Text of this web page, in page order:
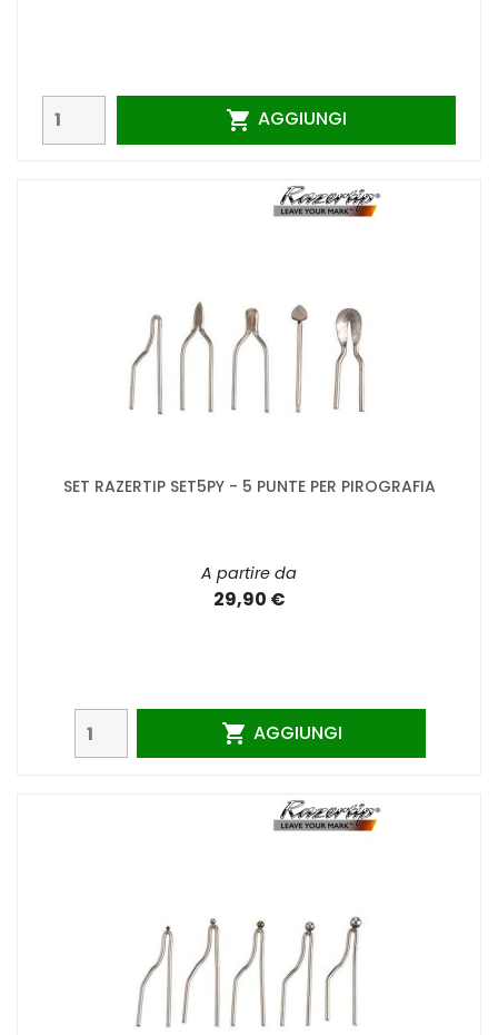
 AGGIUNGI
SET RAZERTIP SET5PY - 5 PUNTE PER PIROGRAFIA
A partire da
29,90 €
 AGGIUNGI